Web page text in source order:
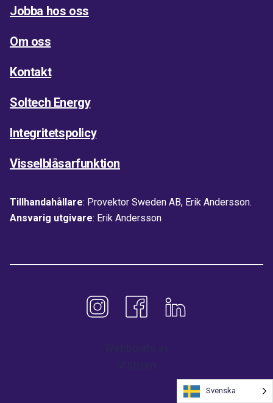
Jobba hos oss
Om oss
Kontakt
Soltech Energy
Integritetspolicy
Visselblåsarfunktion
Tillhandahållare: Provektor Sweden AB, Erik Andersson.
Ansvarig utgivare: Erik Andersson
Svenska